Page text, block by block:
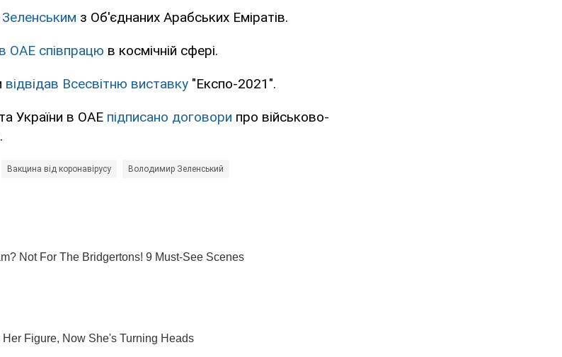
Зеленським з Об'єднаних Арабських Еміратів.
ОАЕ співпрацю в космічній сфері.
відвідав Всесвітню виставку "Експо-2021".
України в ОАЕ підписано договори про військово-
Вакцина від коронавірусу Володимир Зеленський